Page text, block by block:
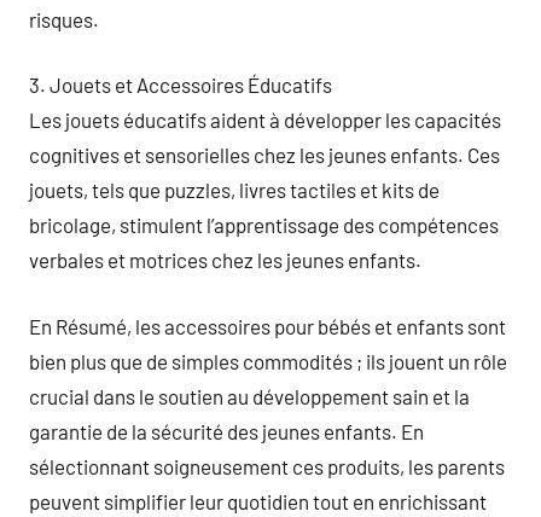
risques.
3. Jouets et Accessoires Éducatifs
Les jouets éducatifs aident à développer les capacités
cognitives et sensorielles chez les jeunes enfants. Ces
jouets, tels que puzzles, livres tactiles et kits de
bricolage, stimulent l’apprentissage des compétences
verbales et motrices chez les jeunes enfants.
En Résumé, les accessoires pour bébés et enfants sont
bien plus que de simples commodités ; ils jouent un rôle
crucial dans le soutien au développement sain et la
garantie de la sécurité des jeunes enfants. En
sélectionnant soigneusement ces produits, les parents
peuvent simplifier leur quotidien tout en enrichissant